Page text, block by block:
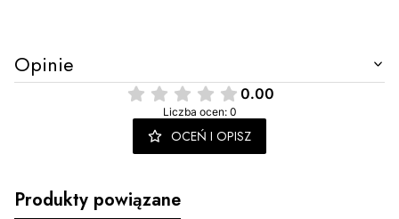
Opinie
0.00
Liczba ocen: 0
OCEŃ I OPISZ
Produkty powiązane